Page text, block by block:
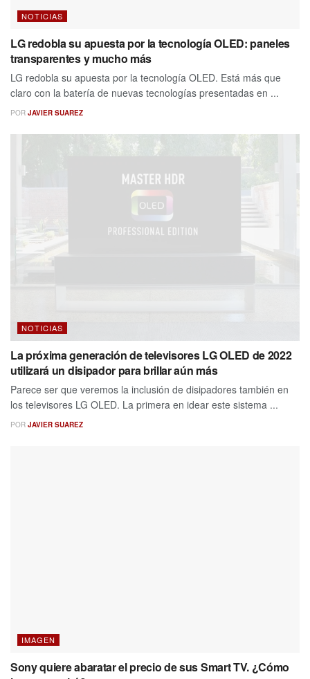
NOTICIAS
LG redobla su apuesta por la tecnología OLED: paneles
transparentes y mucho más
LG redobla su apuesta por la tecnología OLED. Está más que
claro con la batería de nuevas tecnologías presentadas en ...
POR JAVIER SUAREZ
NOTICIAS
La próxima generación de televisores LG OLED de 2022
utilizará un disipador para brillar aún más
Parece ser que veremos la inclusión de disipadores también en
los televisores LG OLED. La primera en idear este sistema ...
POR JAVIER SUAREZ
IMAGEN
Sony quiere abaratar el precio de sus Smart TV. ¿Cómo